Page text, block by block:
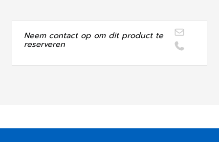
Neem contact op om dit product te
reserveren